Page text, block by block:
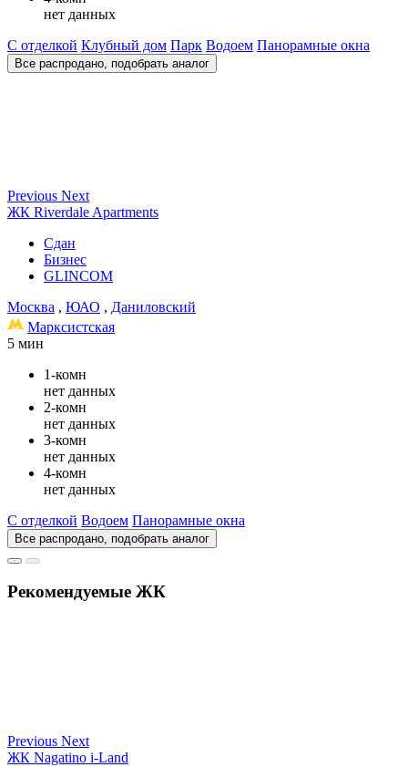
нет данных
С отделкой Клубный дом Парк Водоем Панорамные окна
Все распродано, подобрать аналог
Previous Next
ЖК Riverdale Apartments
Сдан
Бизнес
GLINCOM
Москва , ЮАО , Даниловский
Марксистская
5 мин
1-комн
нет данных
2-комн
нет данных
3-комн
нет данных
4-комн
нет данных
С отделкой Водоем Панорамные окна
Все распродано, подобрать аналог
Рекомендуемые ЖК
Previous Next
ЖК Nagatino i-Land